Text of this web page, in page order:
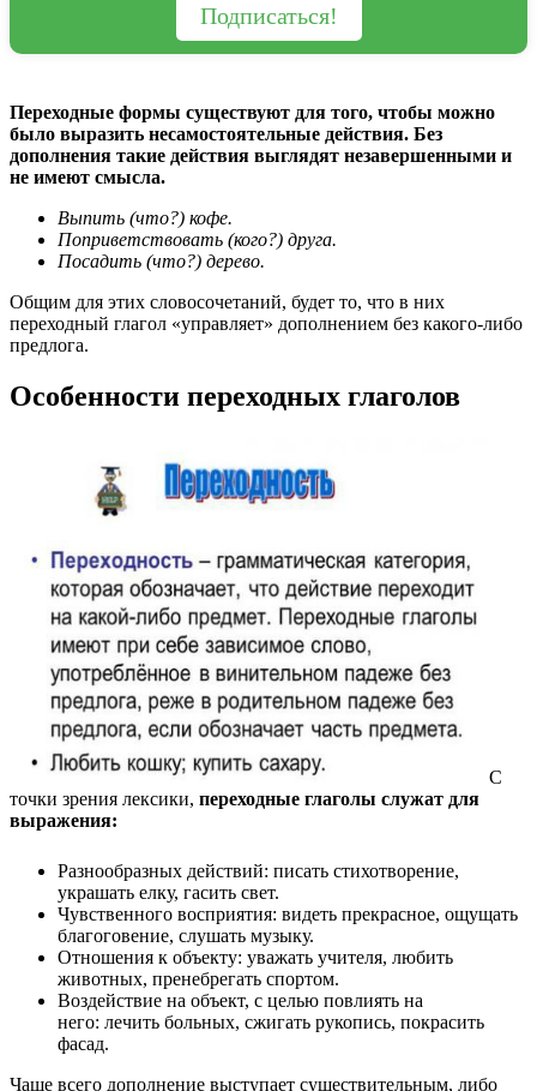
Подписаться!
Переходные формы существуют для того, чтобы можно
было выразить несамостоятельные действия. Без
дополнения такие действия выглядят незавершенными и
не имеют смысла.
Выпить (что?) кофе.
Поприветствовать (кого?) друга.
Посадить (что?) дерево.
Общим для этих словосочетаний, будет то, что в них
переходный глагол «управляет» дополнением без какого-либо
предлога.
Особенности переходных глаголов
С
точки зрения лексики, переходные глаголы служат для
выражения:
Разнообразных действий: писать стихотворение,
украшать елку, гасить свет.
Чувственного восприятия: видеть прекрасное, ощущать
благоговение, слушать музыку.
Отношения к объекту: уважать учителя, любить
животных, пренебрегать спортом.
Воздействие на объект, с целью повлиять на
него: лечить больных, сжигать рукопись, покрасить
фасад.
Чаще всего дополнение выступает существительным, либо